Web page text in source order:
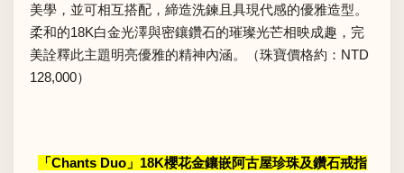
美學，並可相互搭配，締造洗鍊且具現代感的優雅造型。
柔和的18K白金光澤與密鑲鑽石的璀璨光芒相映成趣，完
美詮釋此主題明亮優雅的精神內涵。（珠寶價格約：NTD
128,000）
「Chants Duo」18K櫻花金鑲嵌阿古屋珍珠及鑽石戒指